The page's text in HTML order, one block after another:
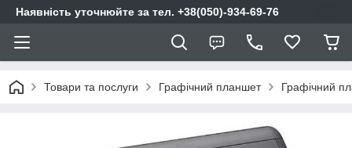
Наявність уточнюйте за тел. +38(050)-934-69-76
Товари та послуги Графічний планшет Графічний